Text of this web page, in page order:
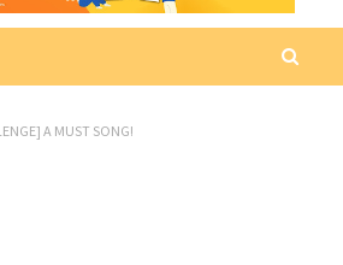
A MUST SONG!